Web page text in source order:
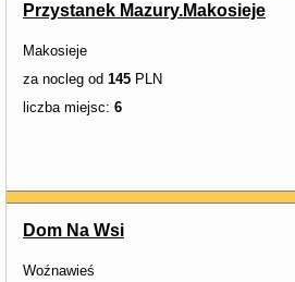
Przystanek Mazury.Makosieje
Makosieje
za nocleg od 145 PLN
liczba miejsc: 6
Dom Na Wsi
Woźnawieś